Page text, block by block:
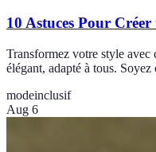
10 Astuces Pour
Transformez votre style
élégant, adapté à tous.
modeinclusif
Aug 6